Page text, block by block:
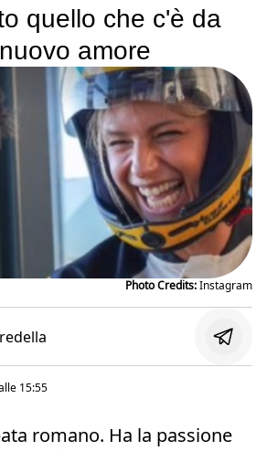
quello che c'è da
amore
Photo Credits:Instagram
15:55
romano. Ha la passione